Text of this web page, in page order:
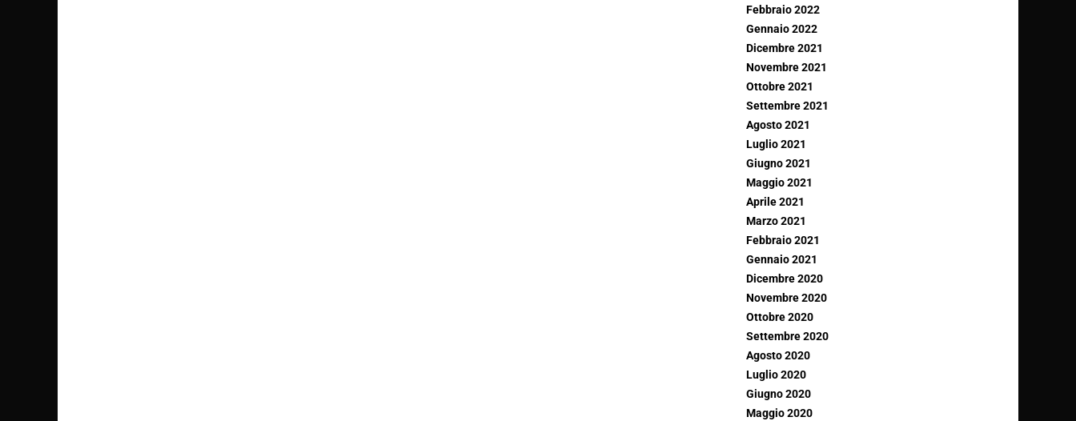
Febbraio 2022
Gennaio 2022
Dicembre 2021
Novembre 2021
Ottobre 2021
Settembre 2021
Agosto 2021
Luglio 2021
Giugno 2021
Maggio 2021
Aprile 2021
Marzo 2021
Febbraio 2021
Gennaio 2021
Dicembre 2020
Novembre 2020
Ottobre 2020
Settembre 2020
Agosto 2020
Luglio 2020
Giugno 2020
Maggio 2020